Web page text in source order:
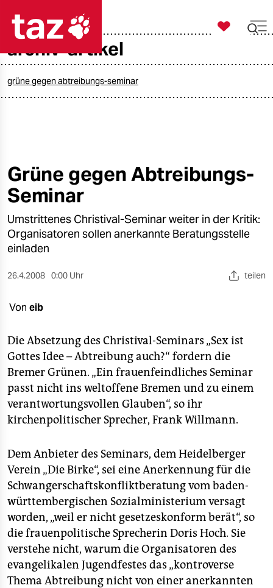
taz zahl ich
öko
gesellschaft
kultur
sport
berlin
nord
verlag
veranstaltungen
fragen & hilfe
unterstützen
abo
genossenschaft
epaper login

taz zahl ich
archiv-artikel
grüne gegen abtreibungs-seminar
Grüne gegen Abtreibungs-
Seminar
Umstrittenes Christival-Seminar weiter in der Kritik:
Organisatoren sollen anerkannte Beratungsstelle
einladen
26.4.2008 0:00 Uhr teilen
Von eib
Die Absetzung des Christival-Seminars „Sex ist
Gottes Idee – Abtreibung auch?“ fordern die
Bremer Grünen. „Ein frauenfeindliches Seminar
passt nicht ins weltoffene Bremen und zu einem
verantwortungsvollen Glauben“, so ihr
kirchenpolitischer Sprecher, Frank Willmann.
Dem Anbieter des Seminars, dem Heidelberger
Verein „Die Birke“, sei eine Anerkennung für die
Schwangerschaftskonfliktberatung vom baden-
württembergischen Sozialministerium versagt
worden, „weil er nicht gesetzeskonform berät“, so
die frauenpolitische Sprecherin Doris Hoch. Sie
verstehe nicht, warum die Organisatoren des
evangelikalen Jugendfestes das „kontroverse
Thema Abtreibung nicht von einer anerkannten